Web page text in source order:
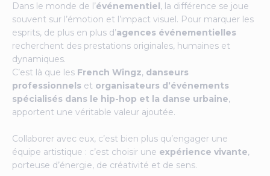
Dans le monde de l’événementiel, la différence se joue
souvent sur l’émotion et l’impact visuel. Pour marquer les
esprits, de plus en plus d’agences événementielles
recherchent des prestations originales, humaines et
dynamiques.
C’est là que les French Wingz, danseurs
professionnels et organisateurs d’événements
spécialisés dans le hip-hop et la danse urbaine,
apportent une véritable valeur ajoutée.
Collaborer avec eux, c’est bien plus qu’engager une
équipe artistique : c’est choisir une expérience vivante,
porteuse d’énergie, de créativité et de sens.